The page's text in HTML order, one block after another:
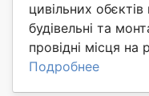
цивільних
будівельні та
провідні місця на
Подробнее